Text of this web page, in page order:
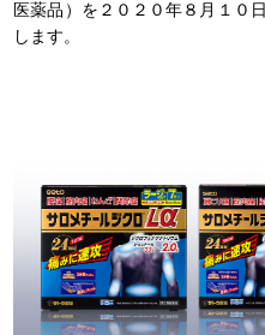
医薬品）を２０２０年８月１０
します。